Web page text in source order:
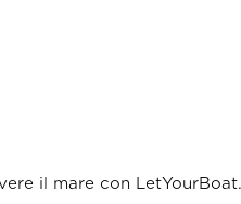
il mare con LetYourBoat.